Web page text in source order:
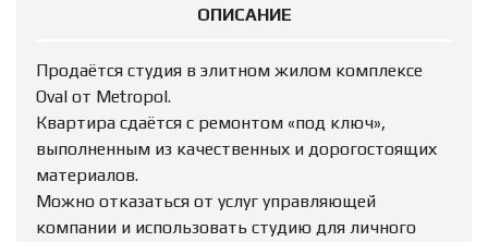
ОПИСАНИЕ
Продаётся студия в элитном жилом комплексе
Oval от Metropol.
Квартира сдаётся с ремонтом «под ключ»,
выполненным из качественных и дорогостоящих
материалов.
Можно отказаться от услуг управляющей
компании и использовать студию для личного